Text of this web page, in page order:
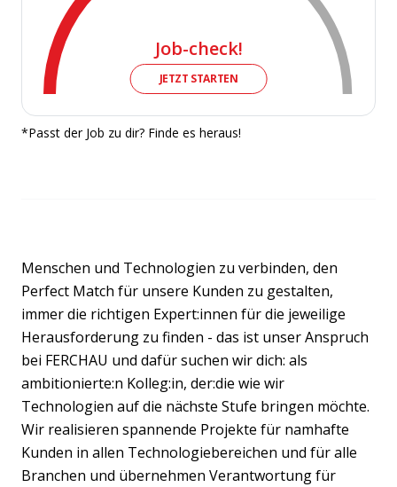
Job-check!
JETZT STARTEN
*Passt der Job zu dir? Finde es heraus!
Menschen und Technologien zu verbinden, den
Perfect Match für unsere Kunden zu gestalten,
immer die richtigen Expert:innen für die jeweilige
Herausforderung zu finden - das ist unser Anspruch
bei FERCHAU und dafür suchen wir dich: als
ambitionierte:n Kolleg:in, der:die wie wir
Technologien auf die nächste Stufe bringen möchte.
Wir realisieren spannende Projekte für namhafte
Kunden in allen Technologiebereichen und für alle
Branchen und übernehmen Verantwortung für